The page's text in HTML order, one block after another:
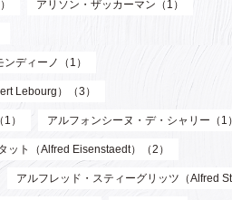
アリソン・ザッカーマン（1）
ディーノ（1）
Lebourg）（3）
） アルフォンシーヌ・デ・シャリー（1）
ット（Alfred Eisenstaedt）（2）
アルフレッド・スティーグリッツ（Alfred